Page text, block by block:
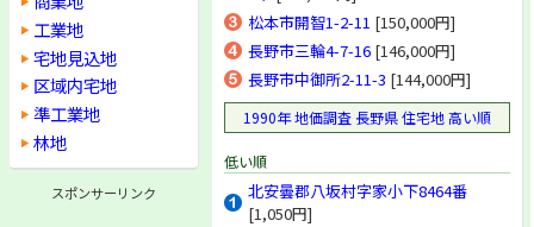
松本市開智1-2-11 [150,000円]
長野市三輪4-7-16 [146,000円]
長野市中御所2-11-3 [144,000円]
1990年 地価調査 長野県 住宅地 高い順
低い順
北安曇郡八坂村字家小下8464番
[1,050円]
東筑摩郡四賀村
東筑摩郡本城村
東筑摩郡坂北村
東筑摩郡麻績村
東筑摩郡坂井村
東筑摩郡生坂村
東筑摩郡波田町
東筑摩郡山形村
東筑摩郡朝日村
工業地
宅地見込地
区域内宅地
準工業地
林地
スポンサーリンク